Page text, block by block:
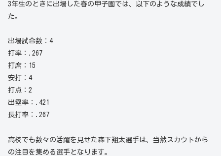
3年生のときに出場した春の甲子園では、以下のような成績でし
た。
出場試合数：4
打率：.267
打席：15
安打：4
打点：2
出塁率：.421
長打率：.267
高校でも数々の活躍を見せた森下翔太選手は、当然スカウトから
の注目を集める選手となります。